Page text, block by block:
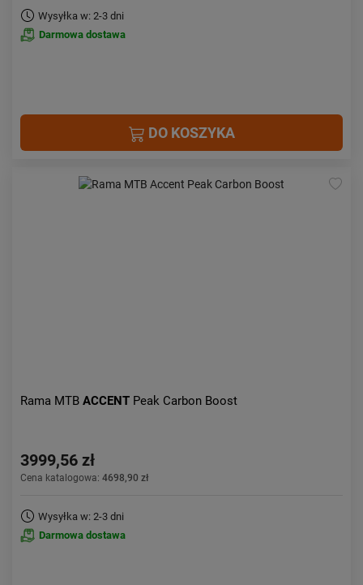
Wysyłka w: 2-3 dni
Darmowa dostawa
DO KOSZYKA
Rama MTB ACCENT Peak Carbon Boost
3999,56 zł
Cena katalogowa: 4698,90 zł
Wysyłka w: 2-3 dni
Darmowa dostawa